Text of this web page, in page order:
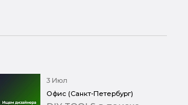
3 Июл
Офис (Санкт-Петербург)